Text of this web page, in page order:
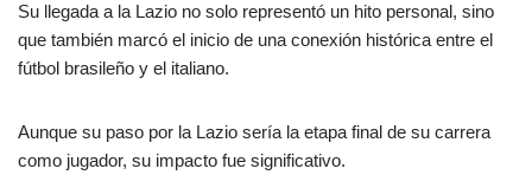
Su llegada a la Lazio no solo representó un hito personal, sino
que también marcó el inicio de una conexión histórica entre el
fútbol brasileño y el italiano.
Aunque su paso por la Lazio sería la etapa final de su carrera
como jugador, su impacto fue significativo.